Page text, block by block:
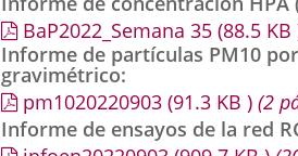
BaP2022_Semana 35 (88.5 KB
Informe de partículas PM10
gravimétrico
pm1020220903 (91.3 KB ) (2
Informe de ensayos de la red